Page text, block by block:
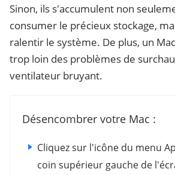
Sinon, ils s'accumulent non
consumer le précieux stockage,
ralentir le système. De plus, un
trop loin des problèmes de
ventilateur bruyant.
Désencombrer votre Mac :
Cliquez sur l'icône du menu
coin supérieur gauche de